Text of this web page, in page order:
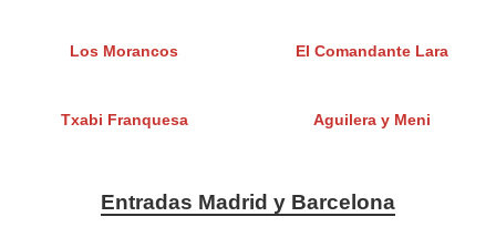
Los Morancos El Comandante Lara
Txabi Franquesa Aguilera y Meni
Entradas Madrid y Barcelona